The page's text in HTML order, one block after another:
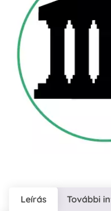
Leírás További